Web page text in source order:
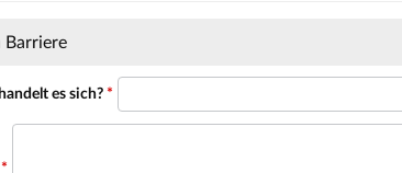
Barriere
es sich? *
*